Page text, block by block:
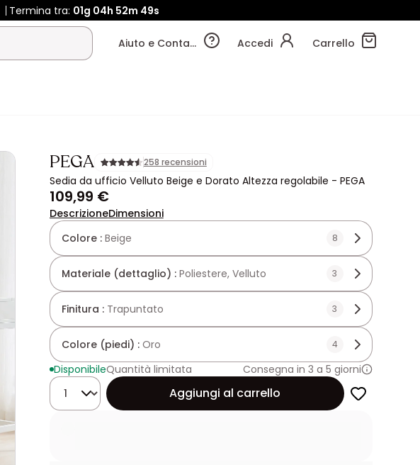
Termina tra: 01g 04h 52m 47s
Aiuto e Contatti Accedi Carrello
PEGA 258 recensioni
Sedia da ufficio Velluto Beige e Dorato Altezza regolabile - PEGA
109,99 €
DescrizioneDimensioni
Colore : Beige 8
Materiale (dettaglio) : Poliestere, Velluto 3
Finitura : Trapuntato 3
Colore (piedi) : Oro 4
DisponibileQuantità limitata
Consegna in 3 a 5 giorni
Quantità
Aggiungi al carrello